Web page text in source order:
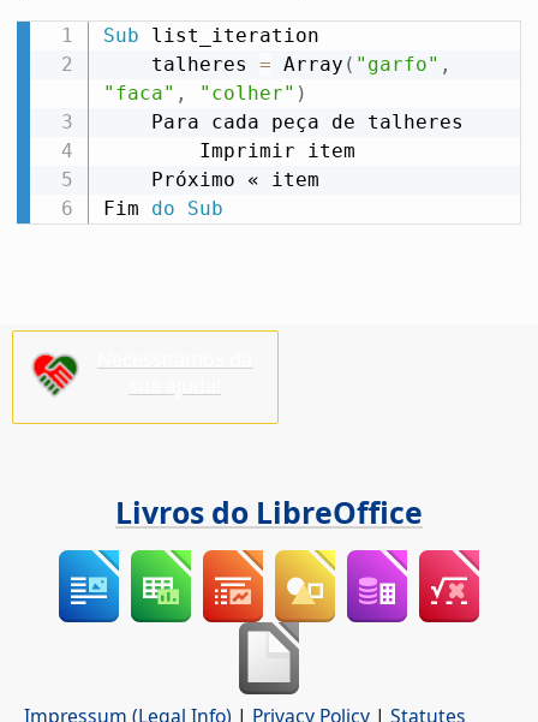
Sub list_iteration
    talheres
= Array ( "garfo" ,
"faca" , "colher" )
Fim do Sub
Livros do LibreOffice
Impressum (Legal Info) | Privacy Policy | Statutes